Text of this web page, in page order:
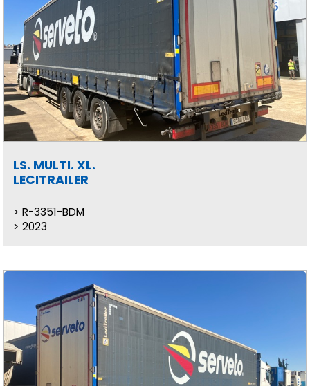
LS. MULTI. XL.
LECITRAILER
R-3351-BDM
2023